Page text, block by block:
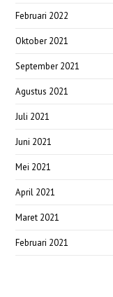
Februari 2022
Oktober 2021
September 2021
Agustus 2021
Juli 2021
Juni 2021
Mei 2021
April 2021
Maret 2021
Februari 2021